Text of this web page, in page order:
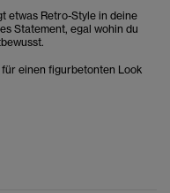
etwas Retro-Style in deine
Statement, egal wohin du
einen figurbetonten Look